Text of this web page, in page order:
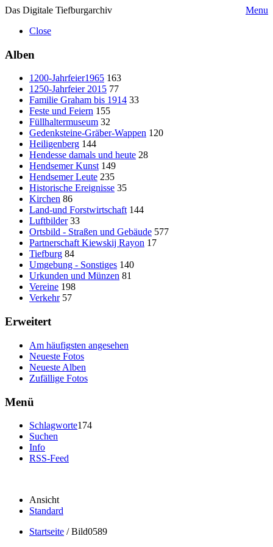
Das Digitale Tiefburgarchiv
Menu
Close
Alben
1200-Jahrfeier1965 163
1250-Jahrfeier 2015 77
Familie Graham bis 1914 33
Feste und Feiern 155
Füllhaltermuseum 32
Gedenksteine-Gräber-Wappen 120
Heiligenberg 144
Hendesse damals und heute 28
Hendsemer Kunst 149
Hendsemer Leute 235
Historische Ereignisse 35
Kirchen 86
Land-und Forstwirtschaft 144
Luftbilder 33
Ortsbild - Straßen und Gebäude 577
Partnerschaft Kiewskij Rayon 17
Tiefburg 84
Umgebung - Sonstiges 140
Urkunden und Münzen 81
Vereine 198
Verkehr 57
Erweitert
Am häufigsten angesehen
Neueste Fotos
Neueste Alben
Zufällige Fotos
Menü
Schlagworte174
Suchen
Info
RSS-Feed
Ansicht
Standard
Startseite /Bild0589